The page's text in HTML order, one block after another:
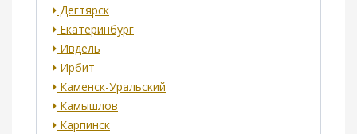
Дегтярск
Екатеринбург
Ивдель
Ирбит
Каменск-Уральский
Камышлов
Карпинск